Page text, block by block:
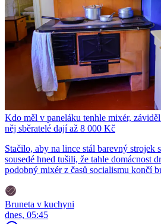
Kdo měl v paneláku tenhle mixér,
něj sběratelé dají až 8 000 Kč
Stačilo, aby na lince stál barevný strojek
sousedé hned tušili, že tahle domácnost
podobný mixér z časů socialismu končí
Bruneta v kuchyni
dnes, 05:45